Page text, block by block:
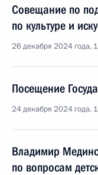
Совещание по
по культуре и
26 декабря 2024 года,
Посещение
24 декабря 2024 года,
Владимир
по вопросам